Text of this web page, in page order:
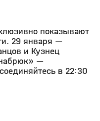
показывают
29 января —
и Кузнец
—
в 22:30